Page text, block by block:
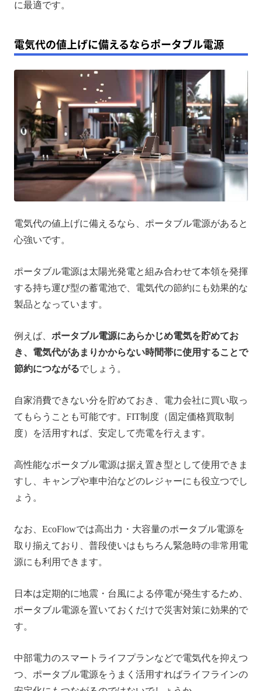
に最適です。
電気代の値上げに備えるならポータブル電源
電気代の値上げに備えるなら、ポータブル電源があると
心強いです。
ポータブル電源は太陽光発電と組み合わせて本領を発揮
する持ち運び型の蓄電池で、電気代の節約にも効果的な
製品となっています。
例えば、 ポータブル電源にあらかじめ電気を貯めてお
き、電気代があまりかからない時間帯に使用することで
節約につながるでしょう。
自家消費できない分を貯めておき、電力会社に買い取っ
てもらうことも可能です。FIT制度（固定価格買取制
度）を活用すれば、安定して売電を行えます。
高性能なポータブル電源は据え置き型として使用できま
すし、キャンプや車中泊などのレジャーにも役立つでし
ょう。
なお、EcoFlowでは高出力・大容量のポータブル電源を
取り揃えており、普段使いはもちろん緊急時の非常用電
源にも利用できます。
日本は定期的に地震・台風による停電が発生するため、
ポータブル電源を置いておくだけで災害対策に効果的で
す。
中部電力のスマートライフプランなどで電気代を抑えつ
つ、ポータブル電源をうまく活用すればライフラインの